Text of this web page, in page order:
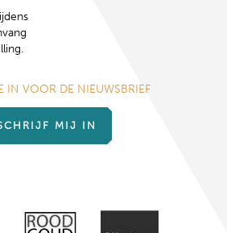
IN VOOR DE NIEUWSBRIEF
MIJ IN